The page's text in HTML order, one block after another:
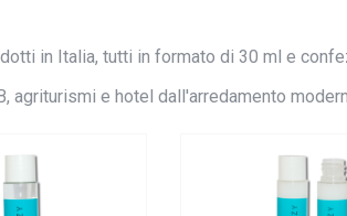
in Italia, tutti in formato di 30 ml e
agriturismi e hotel dall'arredamento